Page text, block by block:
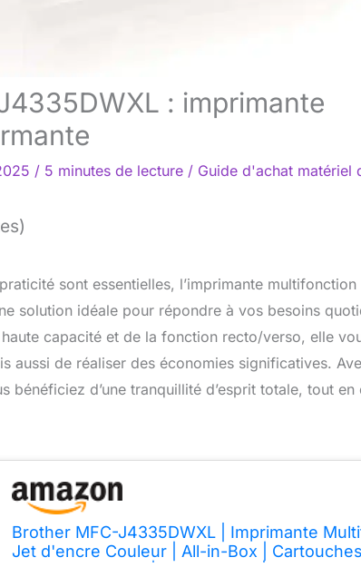
: imprimante
/ 5 minutes de lecture / Guide d'achat matériel
sont essentielles, l’imprimante
solution idéale pour répondre à vos besoins
capacité et de la fonction recto/verso, elle
aussi de réaliser des économies significatives.
bénéficiez d’une tranquillité d’esprit totale, tout
Brother MFC-J4335DWXL | Imprimante
Jet d'encre Couleur | All-in-Box |